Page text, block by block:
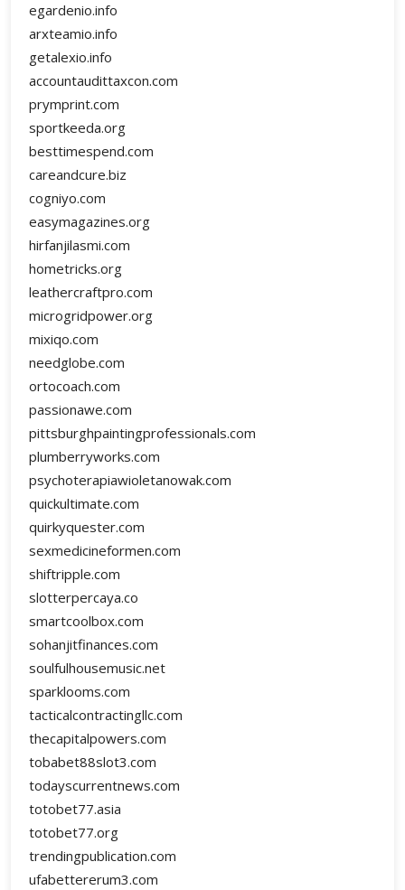
egardenio.info
arxteamio.info
getalexio.info
accountaudittaxcon.com
prymprint.com
sportkeeda.org
besttimespend.com
careandcure.biz
cogniyo.com
easymagazines.org
hirfanjilasmi.com
hometricks.org
leathercraftpro.com
microgridpower.org
mixiqo.com
needglobe.com
ortocoach.com
passionawe.com
pittsburghpaintingprofessionals.com
plumberryworks.com
psychoterapiawioletanowak.com
quickultimate.com
quirkyquester.com
sexmedicineformen.com
shiftripple.com
slotterpercaya.co
smartcoolbox.com
sohanjitfinances.com
soulfulhousemusic.net
sparklooms.com
tacticalcontractingllc.com
thecapitalpowers.com
tobabet88slot3.com
todayscurrentnews.com
totobet77.asia
totobet77.org
trendingpublication.com
ufabettererum3.com